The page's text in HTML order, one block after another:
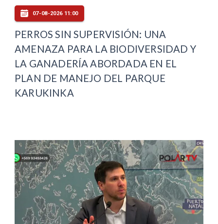
07-08-2026 11:00
PERROS SIN SUPERVISIÓN: UNA
AMENAZA PARA LA BIODIVERSIDAD Y
LA GANADERÍA ABORDADA EN EL
PLAN DE MANEJO DEL PARQUE
KARUKINKA